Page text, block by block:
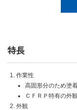
特長
作業性
高固形分のため塗
ＣＦＲＰ特有の外
外観